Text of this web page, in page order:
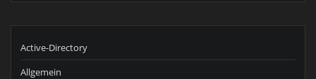
Active-Directory
Allgemein